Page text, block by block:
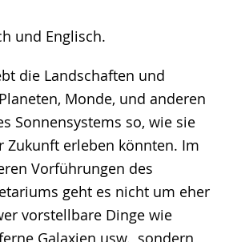
und Englisch.
die Landschaften und
Monde, und anderen
Sonnensystems so, wie sie
Zukunft erleben könnten. Im
Vorführungen des
geht es nicht um eher
vorstellbare Dinge wie
Galaxien usw., sondern